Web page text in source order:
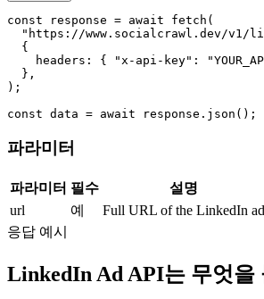
const response = await fetch(
"https://www.socialcrawl.dev/v1/
  {
headers: { "x-api-key":
  },
);
const data = await response.json();
파라미터
파라미터 필수
설명
url
예
Full URL of the LinkedIn ad
응답 예시
LinkedIn Ad API는 무엇을